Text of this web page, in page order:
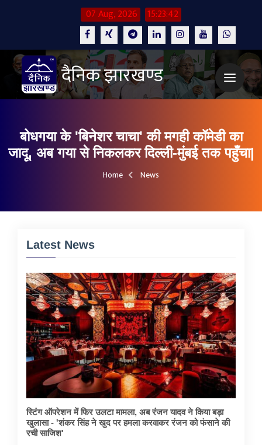
07 Aug, 2026 15:23:43
दैनिक झारखण्ड
बोधगया के 'बिनेशर चाचा' की मगही कॉमेडी का
जादू, अब गया से निकलकर दिल्ली-मुंबई तक पहुँचा|
Home News
Latest News
स्टिंग ऑपरेशन में फिर उलटा मामला, अब रंजन यादव ने किया बड़ा
खुलासा - 'शंकर सिंह ने खुद पर हमला करवाकर रंजन को फंसाने की
रची साजिश'